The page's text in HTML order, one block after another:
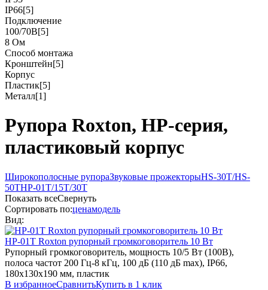
IP66[5]
Подключение
100/70В[5]
8 Ом
Способ монтажа
Кронштейн[5]
Корпус
Пластик[5]
Металл[1]
Рупора Roxton, HP-серия,
пластиковый корпус
Широкополосные рупораЗвуковые прожекторыHS-30T/HS-
50THP-01T/15T/30T
Показать всеСвернуть
Сортировать по:ценамодель
Вид:
HP-01T Roxton рупорный громкоговоритель 10 Вт
Рупорный громкоговоритель, мощность 10/5 Вт (100В),
полоса частот 200 Гц-8 кГц, 100 дБ (110 дБ max), IP66,
180х130х190 мм, пластик
В избранноеСравнитьКупить в 1 клик